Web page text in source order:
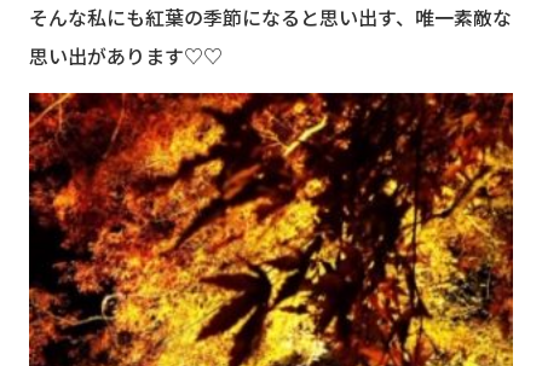
そんな私にも紅葉の季節になると思い出す、唯一素敵な
思い出があります♡♡